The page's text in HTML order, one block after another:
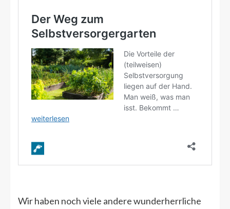
Wir haben noch viele andere wunderherrliche